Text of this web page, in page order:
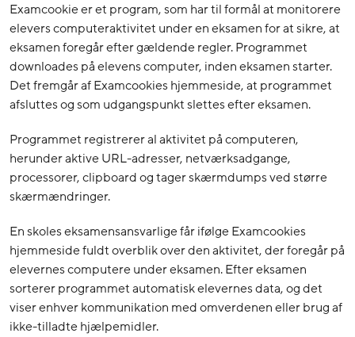
Examcookie er et program, som har til formål at monitorere
elevers computeraktivitet under en eksamen for at sikre, at
eksamen foregår efter gældende regler. Programmet
downloades på elevens computer, inden eksamen starter.
Det fremgår af Examcookies hjemmeside, at programmet
afsluttes og som udgangspunkt slettes efter eksamen.
Programmet registrerer al aktivitet på computeren,
herunder aktive URL-adresser, netværksadgange,
processorer, clipboard og tager skærmdumps ved større
skærmændringer.
En skoles eksamensansvarlige får ifølge Examcookies
hjemmeside fuldt overblik over den aktivitet, der foregår på
elevernes computere under eksamen. Efter eksamen
sorterer programmet automatisk elevernes data, og det
viser enhver kommunikation med omverdenen eller brug af
ikke-tilladte hjælpemidler.